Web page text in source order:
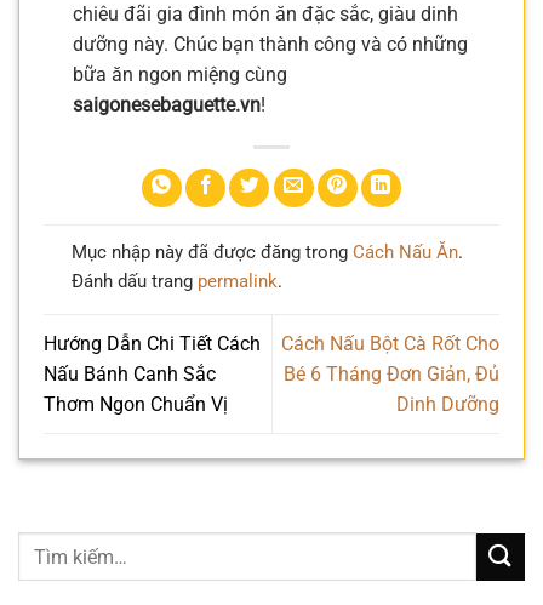
chiêu đãi gia đình món ăn đặc sắc, giàu dinh
dưỡng này. Chúc bạn thành công và có những
bữa ăn ngon miệng cùng
saigonesebaguette.vn!
Mục nhập này đã được đăng trong Cách Nấu Ăn.
Đánh dấu trang permalink.
Hướng Dẫn Chi Tiết Cách
Nấu Bánh Canh Sắc
Thơm Ngon Chuẩn Vị
Cách Nấu Bột Cà Rốt Cho
Bé 6 Tháng Đơn Giản, Đủ
Dinh Dưỡng